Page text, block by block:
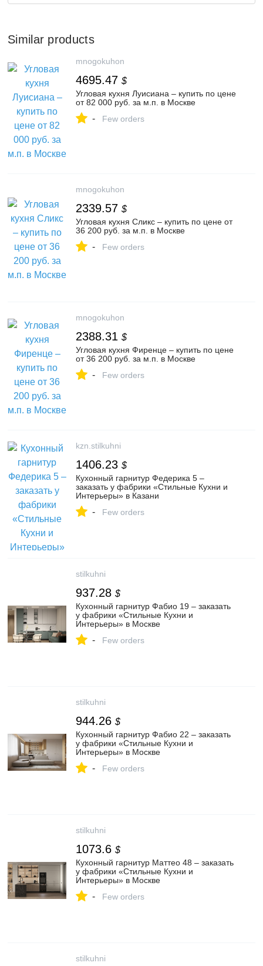
Similar products
mnogokuhon
4695.47 $
Угловая кухня Луисиана – купить по цене
от 82 000 руб. за м.п. в Москве
- Few orders
mnogokuhon
2339.57 $
Угловая кухня Сликс – купить по цене от
36 200 руб. за м.п. в Москве
- Few orders
mnogokuhon
2388.31 $
Угловая кухня Фиренце – купить по цене
от 36 200 руб. за м.п. в Москве
- Few orders
kzn.stilkuhni
1406.23 $
Кухонный гарнитур Федерика 5 –
заказать у фабрики «Стильные Кухни и
Интерьеры» в Казани
- Few orders
stilkuhni
937.28 $
Кухонный гарнитур Фабио 19 – заказать
у фабрики «Стильные Кухни и
Интерьеры» в Москве
- Few orders
stilkuhni
944.26 $
Кухонный гарнитур Фабио 22 – заказать
у фабрики «Стильные Кухни и
Интерьеры» в Москве
- Few orders
stilkuhni
1073.6 $
Кухонный гарнитур Маттео 48 – заказать
у фабрики «Стильные Кухни и
Интерьеры» в Москве
- Few orders
stilkuhni